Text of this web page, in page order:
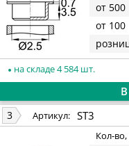
от 500
от 100
на складе 4 584 шт.
3 Артикул: ST3
Кол-